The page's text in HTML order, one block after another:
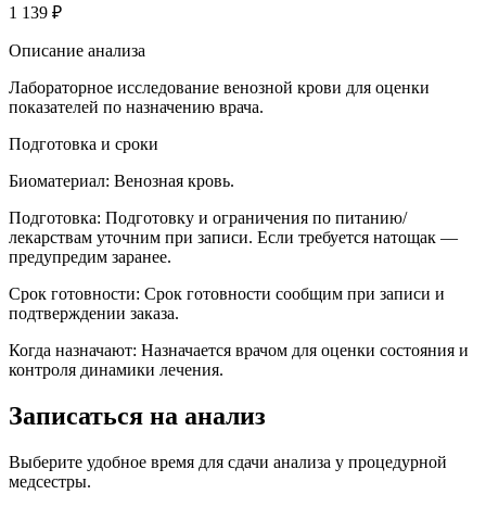
1 139 ₽
Описание анализа
Лабораторное исследование венозной крови для оценки
показателей по назначению врача.
Подготовка и сроки
Биоматериал: Венозная кровь.
Подготовка: Подготовку и ограничения по питанию/
лекарствам уточним при записи. Если требуется натощак —
предупредим заранее.
Срок готовности: Срок готовности сообщим при записи и
подтверждении заказа.
Когда назначают: Назначается врачом для оценки состояния и
контроля динамики лечения.
Записаться на анализ
Выберите удобное время для сдачи анализа у процедурной
медсестры.